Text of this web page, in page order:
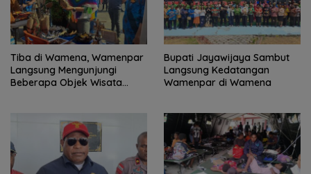
Tiba di Wamena, Wamenpar
Langsung Mengunjungi
Beberapa Objek Wisata
Bupati Jayawijaya Sambut
Langsung Kedatangan
Wamenpar di Wamena